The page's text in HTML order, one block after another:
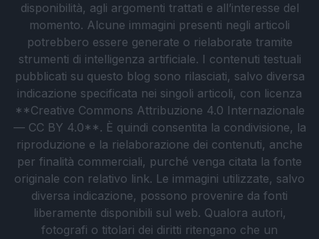
disponibilità, agli argomenti trattati e all’interesse del
momento. Alcune immagini presenti negli articoli
potrebbero essere generate o rielaborate tramite
strumenti di intelligenza artificiale. I contenuti testuali
pubblicati su questo blog sono rilasciati, salvo diversa
indicazione specificata nei singoli articoli, con licenza
**Creative Commons Attribuzione 4.0 Internazionale
— CC BY 4.0**. È quindi consentita la condivisione, la
riproduzione e la rielaborazione dei contenuti, anche
per finalità commerciali, purché venga citata la fonte
originale con relativo link. Le immagini utilizzate, salvo
diversa indicazione, possono provenire da fonti
liberamente disponibili sul web. Qualora autori,
fotografi o titolari dei diritti ritengano che un